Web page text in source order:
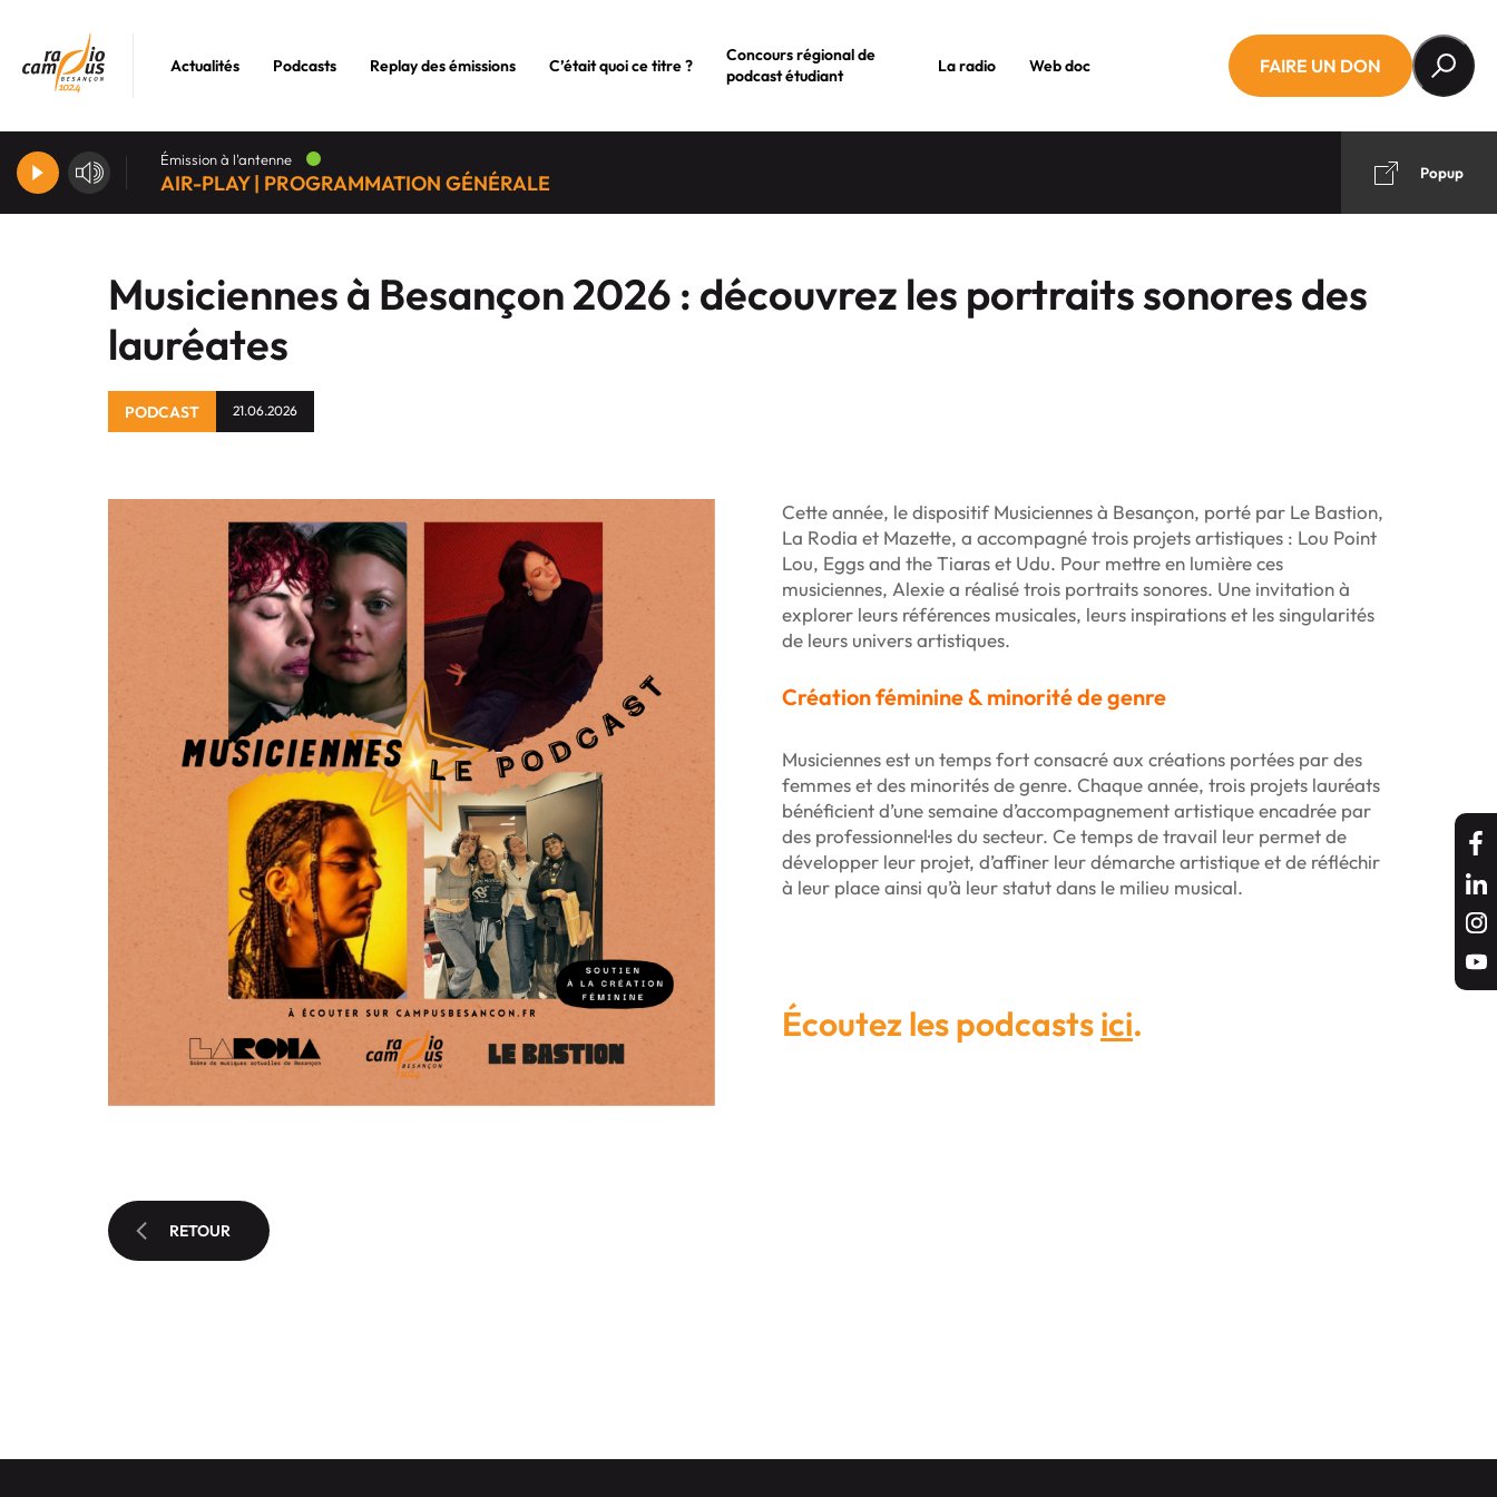
Actualités Podcasts Replay des émissions C’était quoi ce titre ?
Concours régional de
podcast étudiant
La radio Web doc FAIRE UN DON
Émission à l'antenne
AIR-PLAY | PROGRAMMATION GÉNÉRALE Popup
Musiciennes à Besançon 2026 : découvrez les portraits sonores des
lauréates
PODCAST 21.06.2026
Cette année, le dispositifMusiciennes à Besançon, porté par Le Bastion,
La Rodia et Mazette, a accompagné trois projets artistiques : Lou Point
Lou, Eggs and the Tiaras et Udu. Pour mettre en lumière ces
musiciennes, Alexie a réalisé trois portraits sonores. Une invitation à
explorer leurs références musicales, leurs inspirations et les singularités
de leurs univers artistiques.
Création féminine & minorité de genre
Musiciennes est un temps fort consacré aux créations portées par des
femmes et des minorités de genre. Chaque année, trois projets lauréats
bénéficient d’une semaine d’accompagnement artistique encadrée par
des professionnel·les du secteur. Ce temps de travail leur permet de
développer leur projet, d’affiner leur démarche artistique et de réfléchir
à leur place ainsi qu’à leur statut dans le milieu musical.
Écoutez les podcastsici.
RETOUR